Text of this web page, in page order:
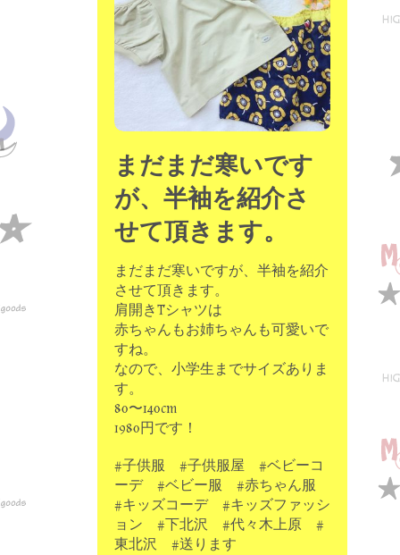
まだまだ寒いです
が、半袖を紹介さ
せて頂きます。
まだまだ寒いですが、半袖を紹介
させて頂きます。
肩開きTシャツは
赤ちゃんもお姉ちゃんも可愛いで
すね。
なので、小学生までサイズありま
す。
80〜140cm
1980円です！
#子供服 #子供服屋 #ベビーコ
ーデ #ベビー服 #赤ちゃん服
#キッズコーデ #キッズファッシ
ョン #下北沢 #代々木上原 #
東北沢 #送ります